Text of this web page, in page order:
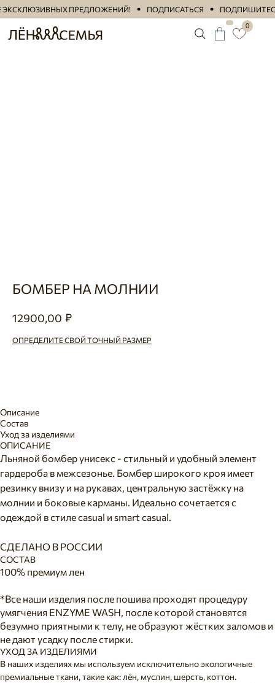
ПРЕДЛОЖЕНИЙ! ПОДПИСАТЬСЯ ПОДПИШИТЕСЬ
0
БОМБЕР НА МОЛНИИ
12900,00 ₽
ОПРЕДЕЛИТЕ СВОЙ ТОЧНЫЙ РАЗМЕР
Описание
Состав
Уход за изделиями
ОПИСАНИЕ
Льняной бомбер унисекс - стильный и удобный элемент
гардероба в межсезонье. Бомбер широкого кроя имеет
резинку внизу и на рукавах, центральную застёжку на
молнии и боковые карманы. Идеально сочетается с
одеждой в стиле casual и smart casual.
СДЕЛАНО В РОССИИ
СОСТАВ
100% премиум лен
*Все наши изделия после пошива проходят процедуру
умягчения ENZYME WASH, после которой становятся
безумно приятными к телу, не образуют жёстких заломов и
не дают усадку после стирки.
УХОД ЗА ИЗДЕЛИЯМИ
В наших изделиях мы используем исключительно экологичные
премиальные ткани, такие как: лён, муслин, шерсть, коттон.